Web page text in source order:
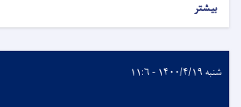
بیشتر
شنبه ۱۴۰۰/۴/۱۹ - ۱۱:۶